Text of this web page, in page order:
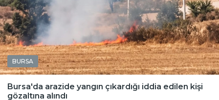
BURSA
Bursa'da arazide yangın çıkardığı iddia edilen kişi
gözaltına alındı